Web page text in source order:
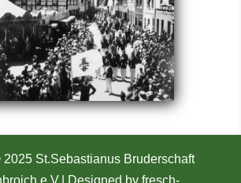
St.Sebastianus Bruderschaft